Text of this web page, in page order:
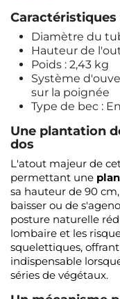
Diamètre du
Hauteur de
Poids : 2,43 kg
Système
sur la poignée
Type de bec :
Une plantation
dos
L'atout majeur de
permettant une
sa hauteur de 90
baisser ou de
posture naturelle
lombaire et les
squelettiques,
indispensable
séries de végétaux.